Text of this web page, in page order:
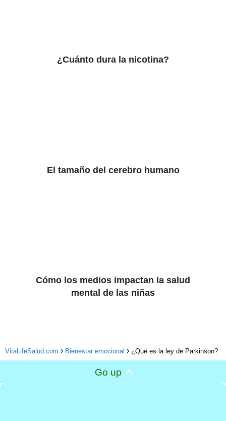
¿Cuánto dura la nicotina?
El tamaño del cerebro humano
Cómo los medios impactan la salud
mental de las niñas
VitaLifeSalud.com Bienestar emocional ¿Qué es la ley de Parkinson?
Go up